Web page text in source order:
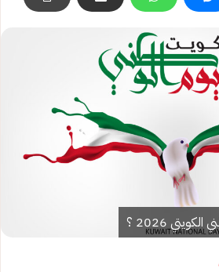
2026 ؟